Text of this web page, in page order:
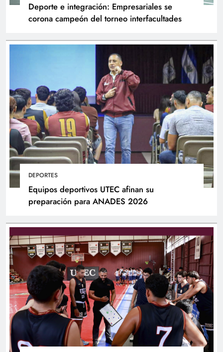
Deporte e integración: Empresariales se
corona campeón del torneo interfacultades
DEPORTES
Equipos deportivos UTEC afinan su
preparación para ANADES 2026